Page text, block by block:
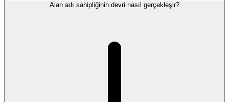
Alan adı sahipliğinin devri nasıl gerçekleşir?